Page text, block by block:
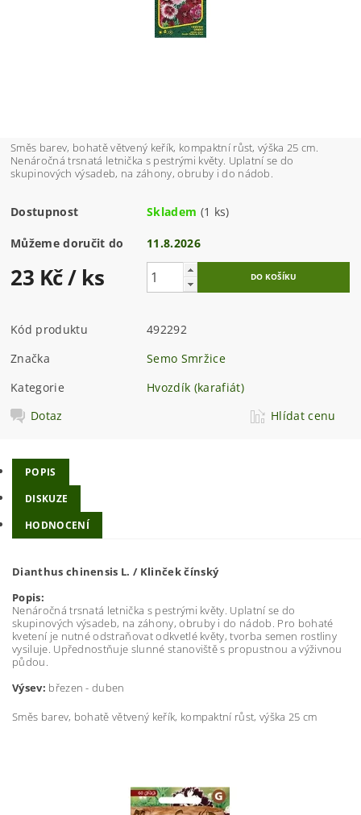
Směs barev, bohatě větvený keřík, kompaktní růst, výška 25 cm.
Nenáročná trsnatá letnička s pestrými květy. Uplatní se do
skupinových výsadeb, na záhony, obruby i do nádob.
Dostupnost Skladem (1 ks)
Můžeme doručit do 11.8.2026
23 Kč/ ks
Kód produktu
492292
Značka
Semo Smržice
Kategorie
Hvozdík (karafiát)
Dotaz
Hlídat cenu
POPIS
DISKUZE
HODNOCENÍ
Dianthus chinensis L. / Klinček čínský
Popis:
Nenáročná trsnatá letnička s pestrými květy. Uplatní se do
skupinových výsadeb, na záhony, obruby i do nádob. Pro bohaté
kvetení je nutné odstraňovat odkvetlé květy, tvorba semen rostliny
vysiluje. Upřednostňuje slunné stanoviště s propustnou a výživnou
půdou.
Výsev: březen - duben
Směs barev, bohatě větvený keřík, kompaktní růst, výška 25 cm